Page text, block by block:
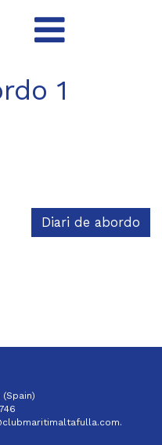
1
Diari de abordo